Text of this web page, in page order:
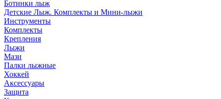
Ботинки лыж
Детские Лыж. Комплекты и Мини-лыжи
Инструменты
Комплекты
Крепления
Лыжи
Мази
Палки лыжные
Хоккей
Аксессуары
Защита